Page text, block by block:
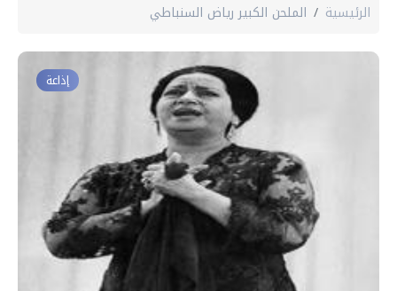
الرئيسية الملحن الكبير رياض السنباطي
إذاعة